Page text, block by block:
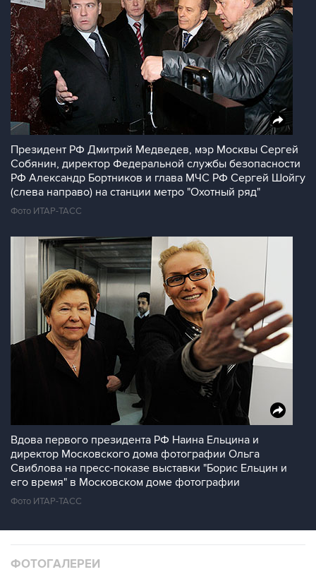
Президент РФ Дмитрий Медведев, мэр Москвы Сергей
Собянин, директор Федеральной службы безопасности
РФ Александр Бортников и глава МЧС РФ Сергей Шойгу
(слева направо) на станции метро "Охотный ряд"
Фото ИТАР-ТАСС
Вдова первого президента РФ Наина Ельцина и
директор Московского дома фотографии Ольга
Свиблова на пресс-показе выставки "Борис Ельцин и
его время" в Московском доме фотографии
Фото ИТАР-ТАСС
ФОТОГАЛЕРЕИ